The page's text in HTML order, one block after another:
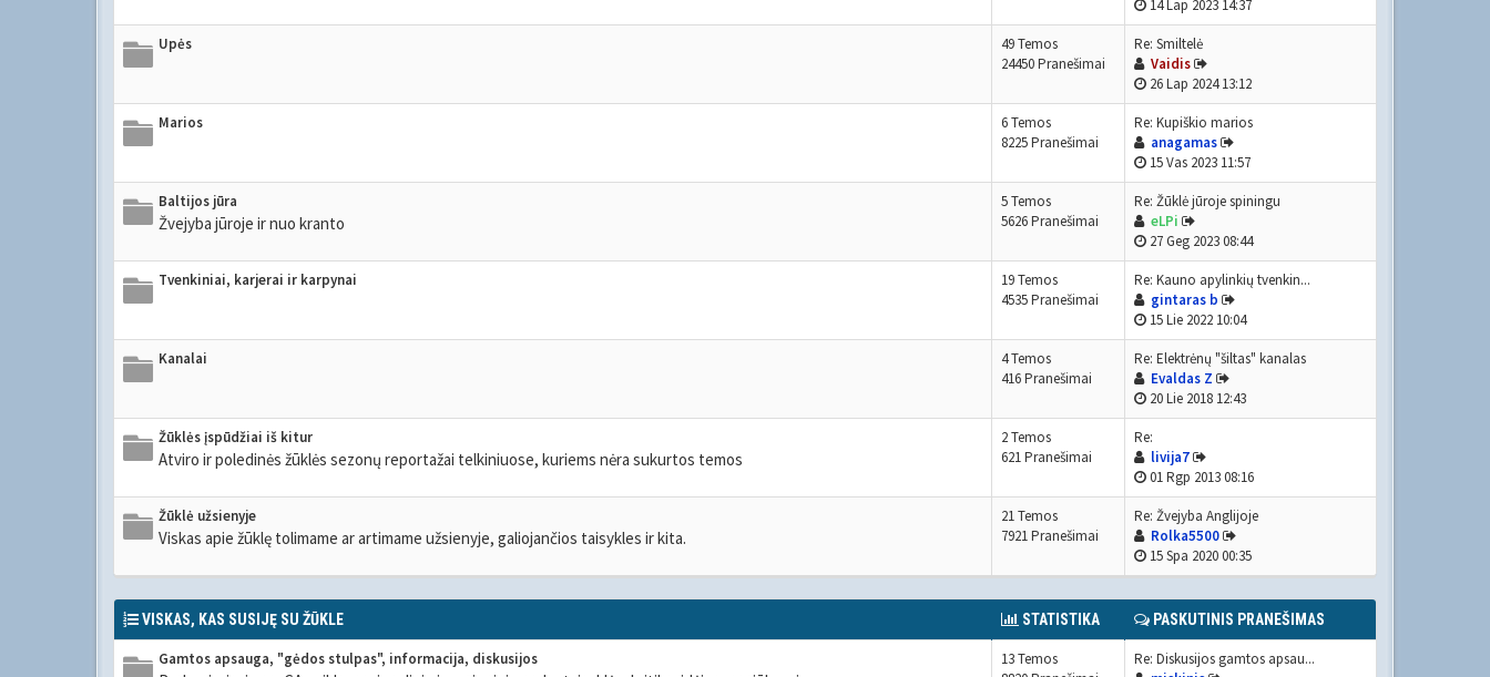
14 Lap 2023 14:37
Upės
49 Temos
24450 Pranešimai
Re: Smiltelė
Vaidis
26 Lap 2024 13:12
Marios
6 Temos
8225 Pranešimai
Re: Kupiškio marios
anagamas
15 Vas 2023 11:57
Baltijos jūra
Žvejyba jūroje ir nuo kranto
5 Temos
5626 Pranešimai
Re: Žūklė jūroje spiningu
eLPi
27 Geg 2023 08:44
Tvenkiniai, karjerai ir karpynai
19 Temos
4535 Pranešimai
Re: Kauno apylinkių tvenkin...
gintaras b
15 Lie 2022 10:04
Kanalai
4 Temos
416 Pranešimai
Re: Elektrėnų "šiltas" kanalas
Evaldas Z
20 Lie 2018 12:43
Žūklės įspūdžiai iš kitur
Atviro ir poledinės žūklės sezonų reportažai telkiniuose, kuriems nėra sukurtos temos
2 Temos
621 Pranešimai
Re:
livija7
01 Rgp 2013 08:16
Žūklė užsienyje
Viskas apie žūklę tolimame ar artimame užsienyje, galiojančios taisykles ir kita.
21 Temos
7921 Pranešimai
Re: Žvejyba Anglijoje
Rolka5500
15 Spa 2020 00:35
VISKAS, KAS SUSIJĘ SU ŽŪKLE STATISTIKA PASKUTINIS PRANEŠIMAS
Gamtos apsauga, "gėdos stulpas", informacija, diskusijos
13 Temos
Re: Diskusijos gamtos apsau...